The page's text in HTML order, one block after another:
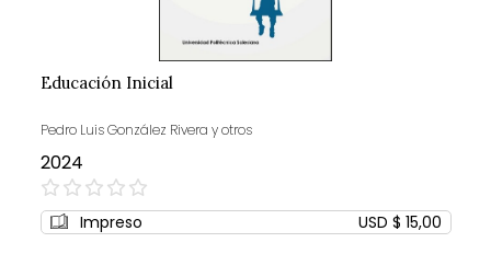
Educación Inicial
Pedro Luis González Rivera y otros
2024
0%
Impreso USD $ 15,00